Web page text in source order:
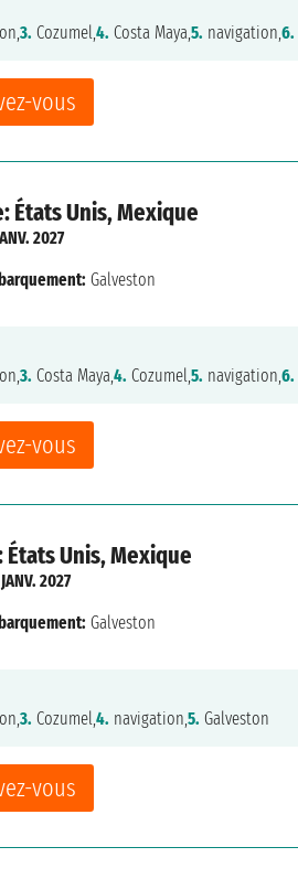
vous
3. Cozumel,4. Costa Maya,5. navigation,6.
États Unis, Mexique
vous
2027
Galveston
3. Costa Maya,4. Cozumel,5. navigation,6.
Unis, Mexique
vous
2027
Galveston
3. Cozumel,4. navigation,5. Galveston